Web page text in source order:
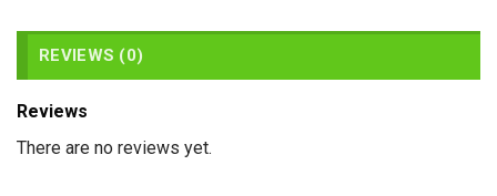
REVIEWS (0)
Reviews
There are no reviews yet.